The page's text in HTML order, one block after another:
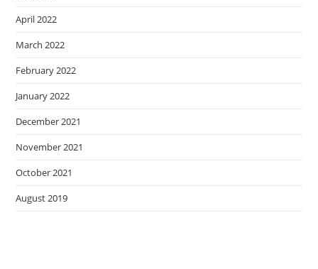
April 2022
March 2022
February 2022
January 2022
December 2021
November 2021
October 2021
August 2019